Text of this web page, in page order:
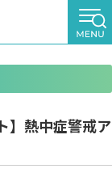
】熱中症警戒ア